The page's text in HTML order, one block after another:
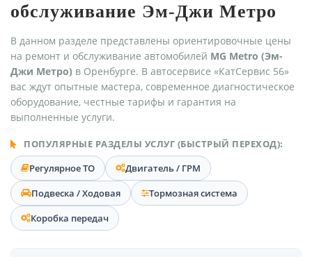
обслуживание Эм-Джи Метро
В данном разделе представлены ориентировочные цены
на ремонт и обслуживание автомобилей MG Metro (Эм-
Джи Метро) в Оренбурге. В автосервисе «КатСервис 56»
вас ждут опытные мастера, современное диагностическое
оборудование, честные тарифы и гарантия на
выполненные услуги.
ПОПУЛЯРНЫЕ РАЗДЕЛЫ УСЛУГ (БЫСТРЫЙ ПЕРЕХОД):
Регулярное ТО
Двигатель / ГРМ
Подвеска / Ходовая
Тормозная система
Коробка передач